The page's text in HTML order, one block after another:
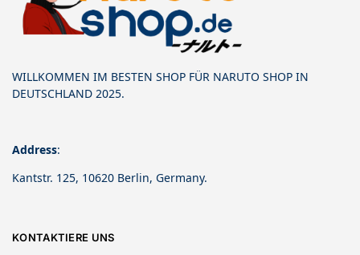
WILLKOMMEN IM BESTEN SHOP FÜR NARUTO SHOP IN
DEUTSCHLAND 2025.
Address:
Kantstr. 125, 10620 Berlin, Germany.
KONTAKTIERE UNS